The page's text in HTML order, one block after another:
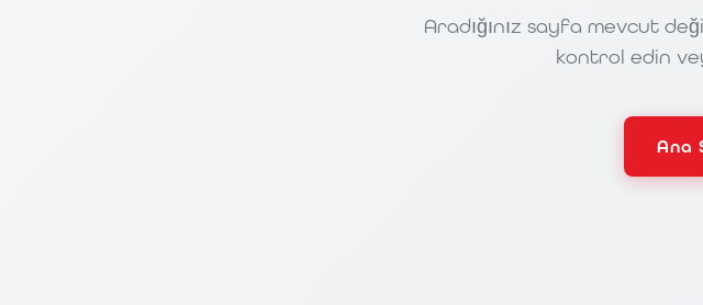
Aradığınız sayfa mevcut
kontrol edin
Ana